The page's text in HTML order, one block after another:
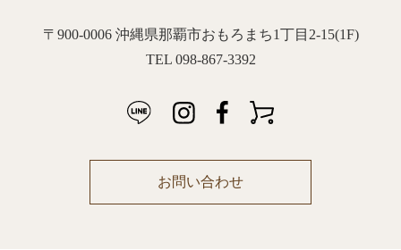
〒900-0006 沖縄県那覇市おもろまち1丁目2-15(1F)
TEL 098-867-3392
お問い合わせ